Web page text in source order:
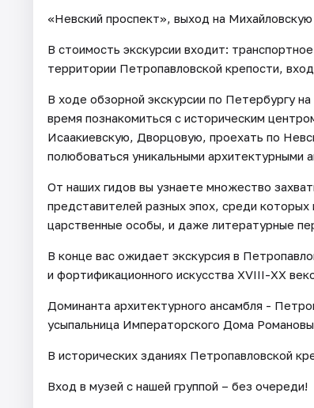
«Невский проспект», выход на Михайловскую
В стоимость экскурсии входит:
территории Петропавловской крепости,
В ходе обзорной экскурсии по Петербургу
время познакомиться с историческим
Исаакиевскую, Дворцовую, проехать по
полюбоваться уникальными архитектурными
От наших гидов вы узнаете множество
представителей разных эпох, среди
царственные особы, и даже литературные
В конце вас ожидает экскурсия в
и фортификационного искусства ХVIII-ХХ
Доминанта архитектурного ансамбля -
усыпальница Императорского Дома
В исторических зданиях Петропавловской
Вход в музей с нашей группой – без очереди!